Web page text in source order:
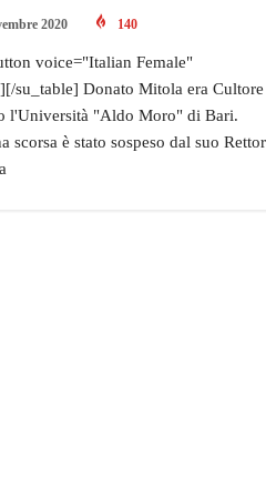
2020 140
voice="Italian Female"
su_table] Donato Mitola era Cultore
l'Università "Aldo Moro" di Bari.
scorsa è stato sospeso dal suo